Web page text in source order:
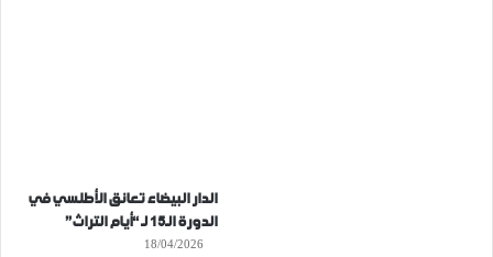
الدار البيضاء تعانق الأطلسي في
الدورة الـ15 لـ “أيام التراث”
18/04/2026